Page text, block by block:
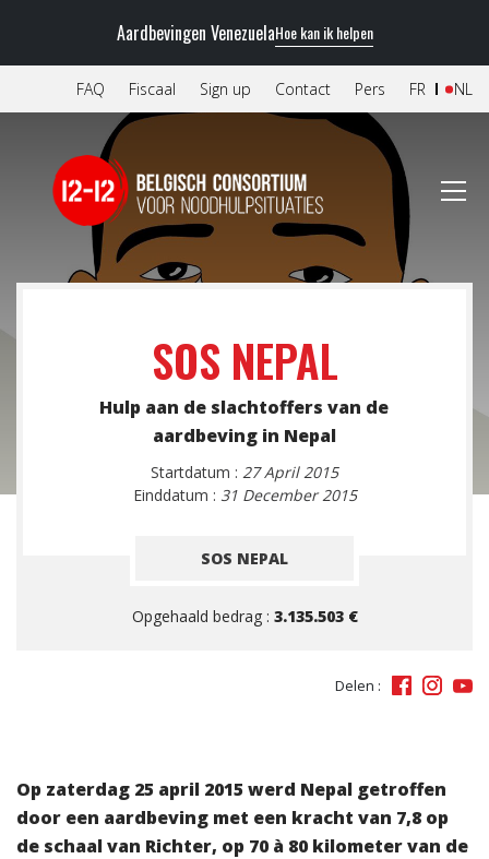
Aardbevingen VenezuelaHoe kan ik helpen
FAQ Fiscaal Sign up Contact Pers NL
FR
SOS NEPAL
Hulp aan de slachtoffers van de
aardbeving in Nepal
Startdatum : 27 April 2015
Einddatum : 31 December 2015
SOS NEPAL
Opgehaald bedrag : 3.135.503 €
Delen :
Op zaterdag 25 april 2015 werd Nepal getroffen
door een aardbeving met een kracht van 7,8 op
de schaal van Richter, op 70 à 80 kilometer van de